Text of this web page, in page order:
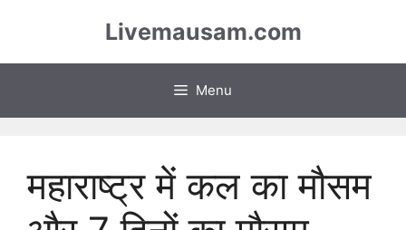
Livemausam.com
Menu
महाराष्ट्र में कल का मौसम